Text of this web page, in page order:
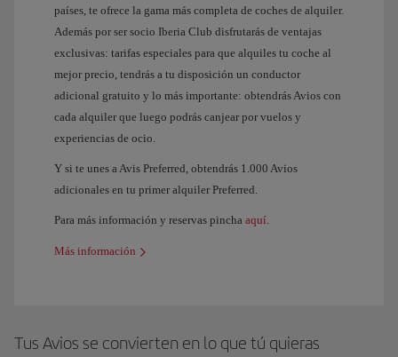
países, te ofrece la gama más completa de coches de alquiler.
Además por ser socio Iberia Club disfrutarás de ventajas
exclusivas: tarifas especiales para que alquiles tu coche al
mejor precio, tendrás a tu disposición un conductor
adicional gratuito y lo más importante: obtendrás Avios con
cada alquiler que luego podrás canjear por vuelos y
experiencias de ocio.
Y si te unes a Avis Preferred, obtendrás 1.000 Avios
adicionales en tu primer alquiler Preferred.
Para más información y reservas pincha aquí.
Más información
Tus Avios se convierten en lo que tú quieras